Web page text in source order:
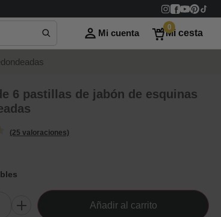
Mi cuenta Mi cesta
0
6 pastillas de jabón de esquinas
(25 valoraciones)
Añadir al carrito